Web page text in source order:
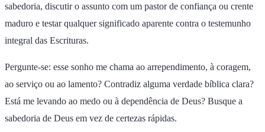
sabedoria, discutir o assunto com um pastor de confiança ou crente
maduro e testar qualquer significado aparente contra o testemunho
integral das Escrituras.
Pergunte-se: esse sonho me chama ao arrependimento, à coragem,
ao serviço ou ao lamento? Contradiz alguma verdade bíblica clara?
Está me levando ao medo ou à dependência de Deus? Busque a
sabedoria de Deus em vez de certezas rápidas.